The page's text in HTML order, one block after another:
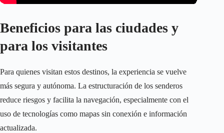
Beneficios para las ciudades y
para los visitantes
Para quienes visitan estos destinos, la experiencia se vuelve
más segura y autónoma. La estructuración de los senderos
reduce riesgos y facilita la navegación, especialmente con el
uso de tecnologías como mapas sin conexión e información
actualizada.